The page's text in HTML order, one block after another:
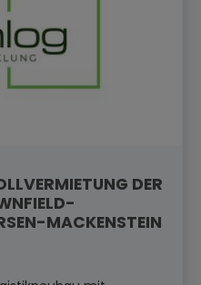
DER
MACKENSTEIN